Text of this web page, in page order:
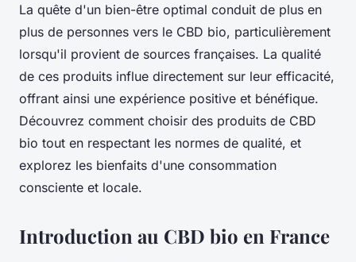
La quête d'un bien-être optimal conduit de plus en
plus de personnes vers le CBD bio, particulièrement
lorsqu'il provient de sources françaises. La qualité
de ces produits influe directement sur leur efficacité,
offrant ainsi une expérience positive et bénéfique.
Découvrez comment choisir des produits de CBD
bio tout en respectant les normes de qualité, et
explorez les bienfaits d'une consommation
consciente et locale.
Introduction au CBD bio en France